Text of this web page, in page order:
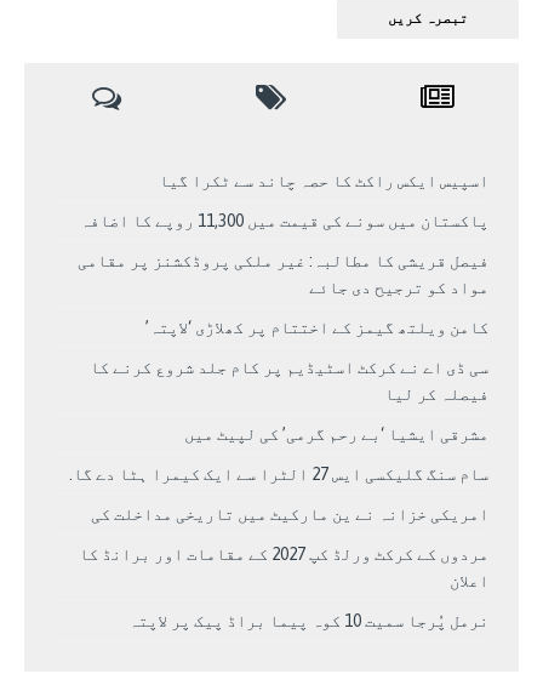
اسپیس ایکس راکٹ کا حصہ چاند سے ٹکرا گیا
پاکستان میں سونے کی قیمت میں 11,300 روپے کا اضافہ
فیصل قریشی کا مطالبہ: غیر ملکی پروڈکشنز پر مقامی
مواد کو ترجیح دی جائے
کامن ویلتھ گیمز کے اختتام پر کھلاڑی ‘لاپتہ’
سی ڈی اے نے کرکٹ اسٹیڈیم پر کام جلد شروع کرنے کا
فیصلہ کر لیا
مشرقی ایشیا ‘بے رحم گرمی’ کی لپیٹ میں
سام سنگ گلیکسی ایس 27 الٹرا سے ایک کیمرا ہٹا دے گا.
امریکی خزانہ نے ین مارکیٹ میں تاریخی مداخلت کی
مردوں کے کرکٹ ورلڈ کپ 2027 کے مقامات اور برانڈ کا
اعلان
نرمل پُرجا سمیت 10 کوہ پیما براڈ پیک پر لاپتہ